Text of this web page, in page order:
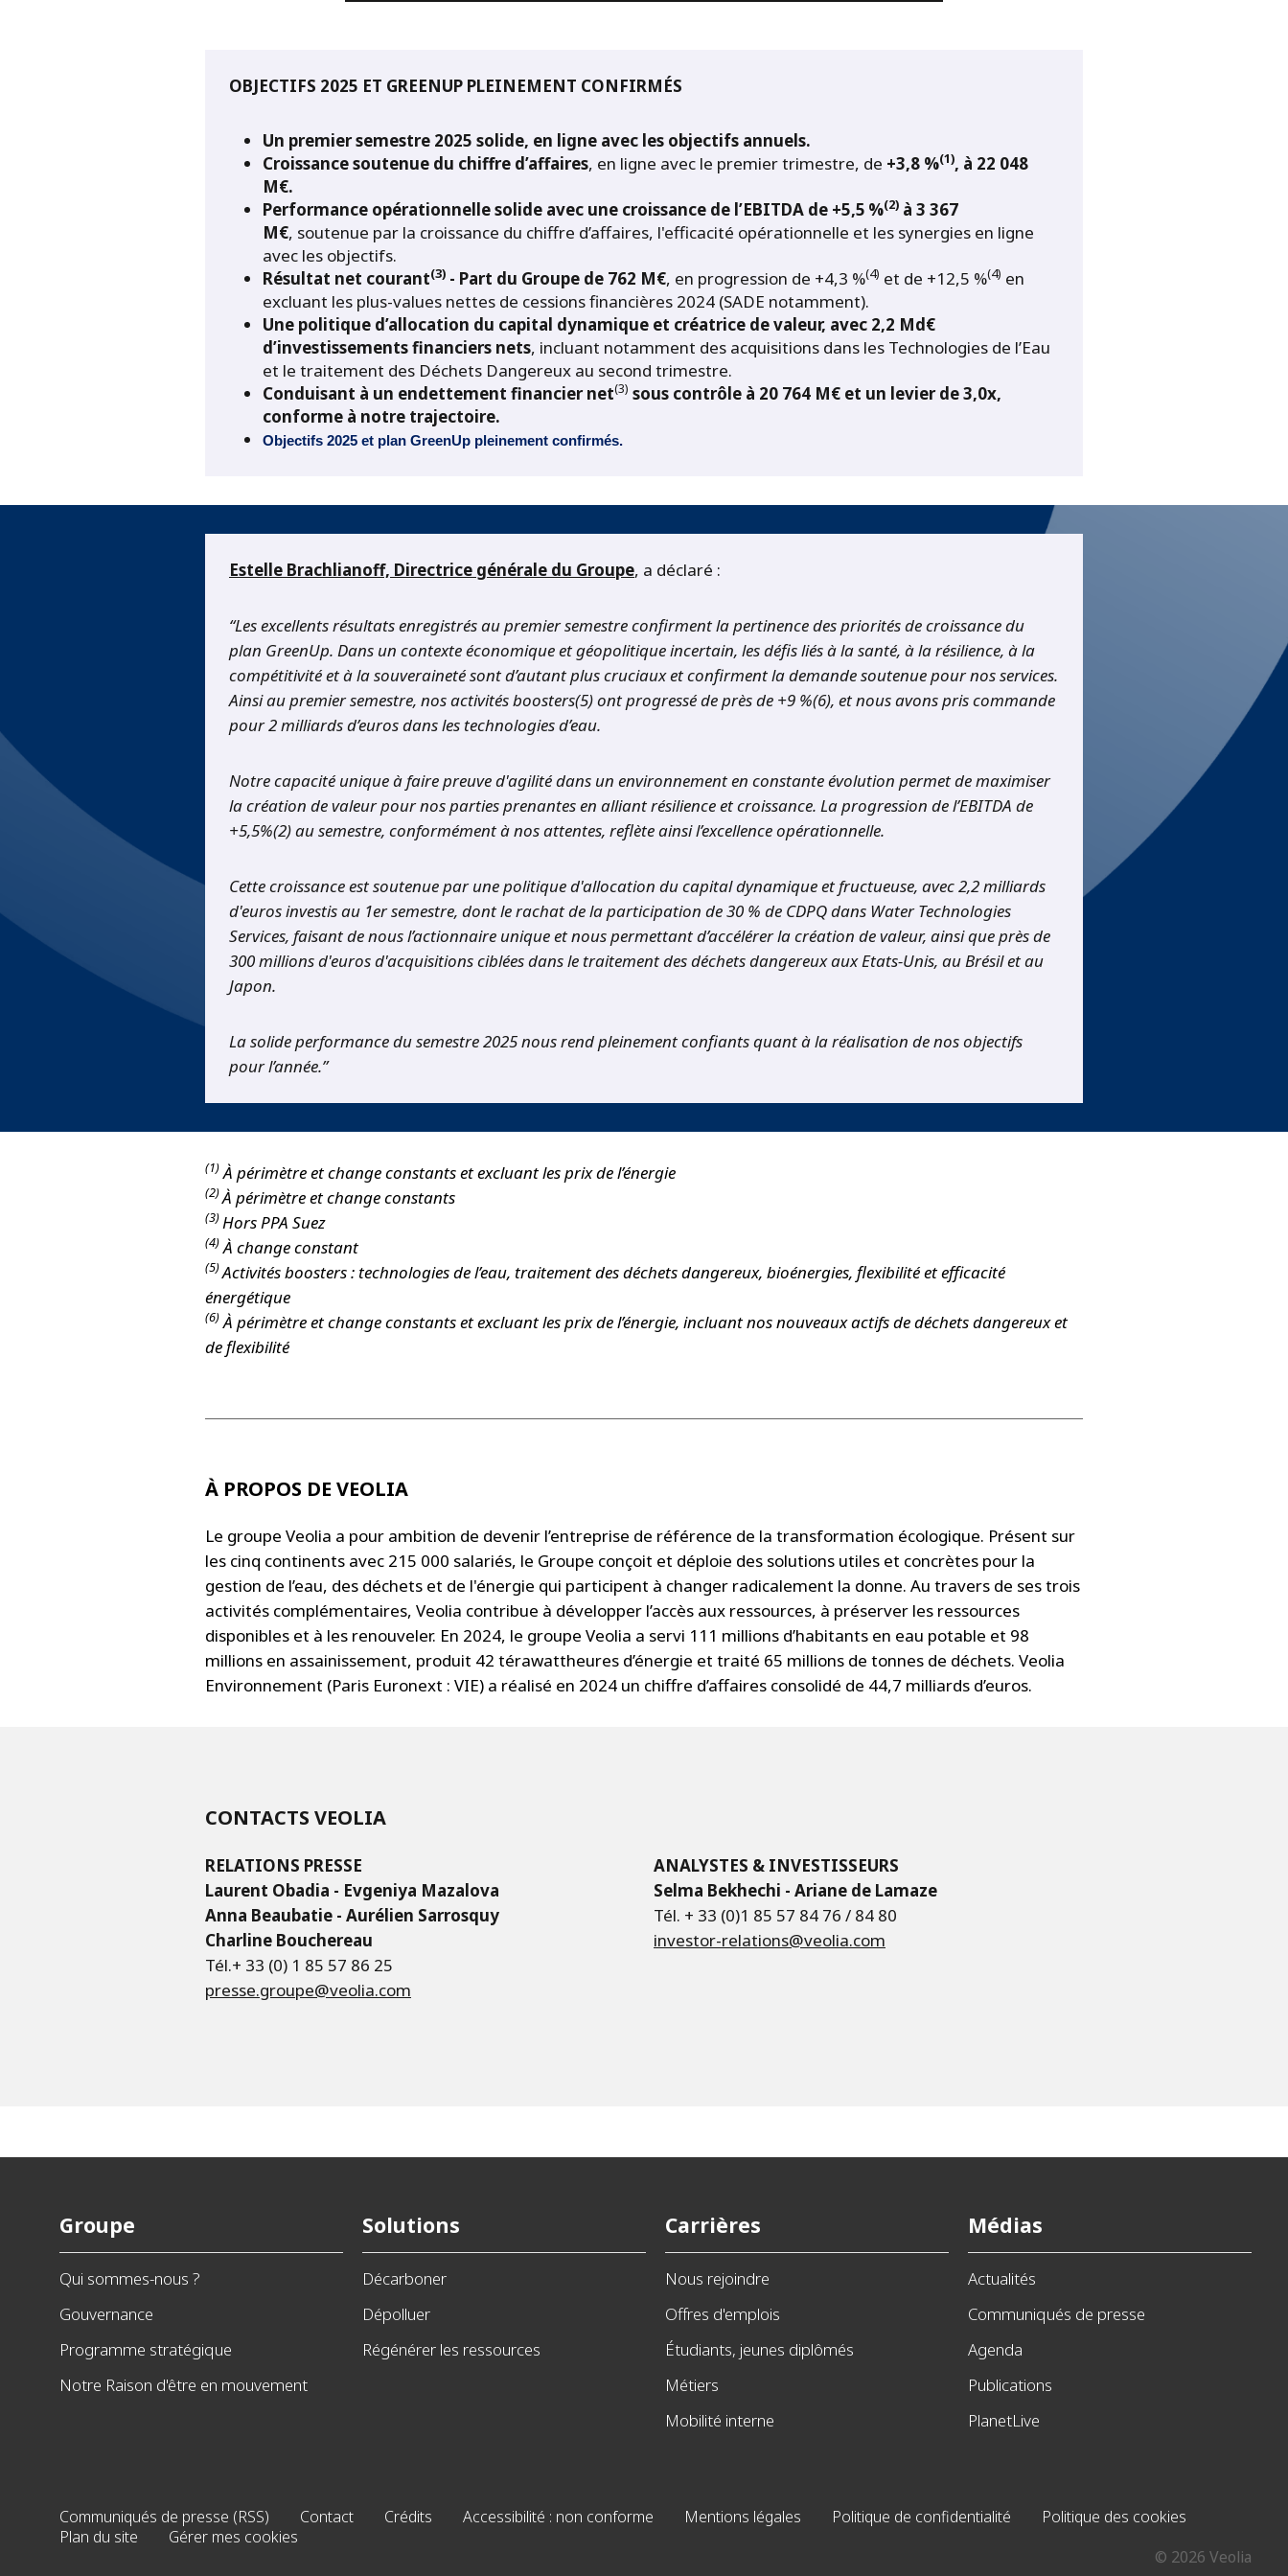
OBJECTIFS 2025 ET GREENUP PLEINEMENT CONFIRMÉS
Un premier semestre 2025 solide, en ligne avec les objectifs annuels.
Croissance soutenue du chiffre d’affaires, en ligne avec le premier trimestre, de +3,8 %(1), à 22 048
M€.
Performance opérationnelle solide avec une croissance de l’EBITDA de +5,5 %(2) à 3 367
M€, soutenue par la croissance du chiffre d’affaires, l'efficacité opérationnelle et les synergies en ligne
avec les objectifs.
Résultat net courant(3) - Part du Groupe de 762 M€, en progression de +4,3 %(4) et de +12,5 %(4) en
excluant les plus-values nettes de cessions financières 2024 (SADE notamment).
Une politique d’allocation du capital dynamique et créatrice de valeur, avec 2,2 Md€
d’investissements financiers nets, incluant notamment des acquisitions dans les Technologies de l’Eau
et le traitement des Déchets Dangereux au second trimestre.
Conduisant à un endettement financier net(3) sous contrôle à 20 764 M€ et un levier de 3,0x,
conforme à notre trajectoire.
Objectifs 2025 et plan GreenUp pleinement confirmés.
Estelle Brachlianoff, Directrice générale du Groupe, a déclaré :
“Les excellents résultats enregistrés au premier semestre confirment la pertinence des priorités de croissance du
plan GreenUp. Dans un contexte économique et géopolitique incertain, les défis liés à la santé, à la résilience, à la
compétitivité et à la souveraineté sont d’autant plus cruciaux et confirment la demande soutenue pour nos services.
Ainsi au premier semestre, nos activités boosters(5) ont progressé de près de +9 %(6), et nous avons pris commande
pour 2 milliards d’euros dans les technologies d’eau.
Notre capacité unique à faire preuve d'agilité dans un environnement en constante évolution permet de maximiser
la création de valeur pour nos parties prenantes en alliant résilience et croissance. La progression de l’EBITDA de
+5,5%(2) au semestre, conformément à nos attentes, reflète ainsi l’excellence opérationnelle.
Cette croissance est soutenue par une politique d'allocation du capital dynamique et fructueuse, avec 2,2 milliards
d'euros investis au 1er semestre, dont le rachat de la participation de 30 % de CDPQ dans Water Technologies
Services, faisant de nous l’actionnaire unique et nous permettant d’accélérer la création de valeur, ainsi que près de
300 millions d'euros d'acquisitions ciblées dans le traitement des déchets dangereux aux Etats-Unis, au Brésil et au
Japon.
La solide performance du semestre 2025 nous rend pleinement confiants quant à la réalisation de nos objectifs
pour l’année.”
(1)À périmètre et change constants et excluant les prix de l’énergie
(2)À périmètre et change constants
(3) Hors PPA Suez
(4)À change constant
(5)Activités boosters : technologies de l’eau, traitement des déchets dangereux, bioénergies, flexibilité et efficacité
énergétique
(6)À périmètre et change constants et excluant les prix de l’énergie, incluant nos nouveaux actifs de déchets dangereux et
de flexibilité
À PROPOS DE VEOLIA
Le groupe Veolia a pour ambition de devenir l’entreprise de référence de la transformation écologique. Présent sur
les cinq continents avec 215 000 salariés, le Groupe conçoit et déploie des solutions utiles et concrètes pour la
gestion de l’eau, des déchets et de l'énergie qui participent à changer radicalement la donne. Au travers de ses trois
activités complémentaires, Veolia contribue à développer l’accès aux ressources, à préserver les ressources
disponibles et à les renouveler. En 2024, le groupe Veolia a servi 111 millions d’habitants en eau potable et 98
millions en assainissement, produit 42 térawattheures d’énergie et traité 65 millions de tonnes de déchets. Veolia
Environnement (Paris Euronext : VIE) a réalisé en 2024 un chiffre d’affaires consolidé de 44,7 milliards d’euros.
CONTACTS VEOLIA
RELATIONS PRESSE
Laurent Obadia - Evgeniya Mazalova
Anna Beaubatie - Aurélien Sarrosquy
Charline Bouchereau
Tél.+ 33 (0) 1 85 57 86 25
presse.groupe@veolia.com
ANALYSTES & INVESTISSEURS
Selma Bekhechi - Ariane de Lamaze
Tél. + 33 (0)1 85 57 84 76 / 84 80
investor-relations@veolia.com
Groupe
Qui sommes-nous ?
Gouvernance
Programme stratégique
Notre Raison d'être en mouvement
Solutions
Décarboner
Dépolluer
Régénérer les ressources
Carrières
Nous rejoindre
Offres d'emplois
Étudiants, jeunes diplômés
Métiers
Mobilité interne
Médias
Actualités
Communiqués de presse
Agenda
Publications
PlanetLive
Communiqués de presse (RSS) Contact Crédits Accessibilité : non conforme Mentions légales Politique de confidentialité
Politique des cookies
Plan du site
Gérer mes cookies
© 2026 Veolia